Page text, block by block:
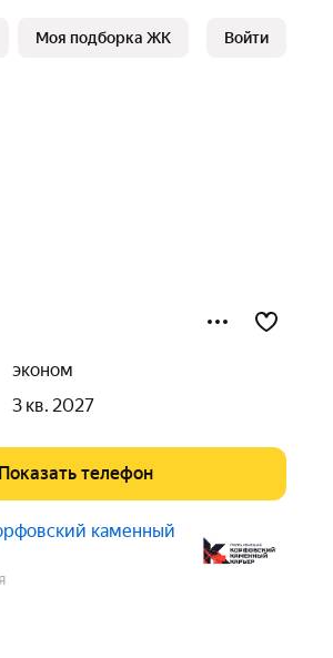
Моя подборка ЖК Войти
эконом
3 кв. 2027
Показать телефон
каменный